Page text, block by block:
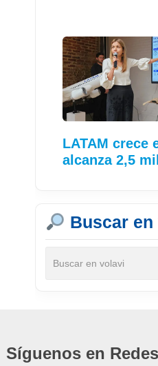
LATAM crece
alcanza 2,5
Buscar
Síguenos en Redes